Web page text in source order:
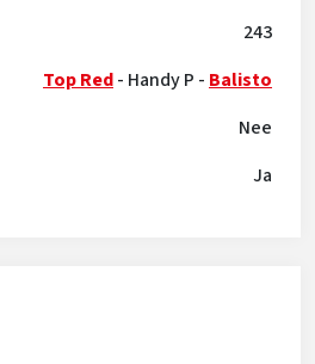
243
Top Red- Handy P - Balisto
Nee
Ja